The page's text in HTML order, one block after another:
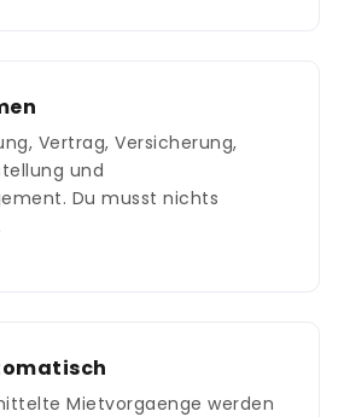
Vertrag, Versicherung,
und
Du musst nichts
Mietvorgaenge werden